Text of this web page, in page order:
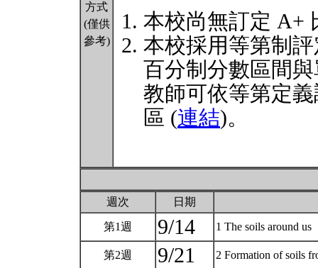
方式
(僅供
參考)
本校尚無訂定 A+
本校採用等第制
百分制分數區間
教師可依等第定
區 (連結)。
週次 日期
第1週 9/14 1 The soils around us
第2週 9/21 2 Formation of soils